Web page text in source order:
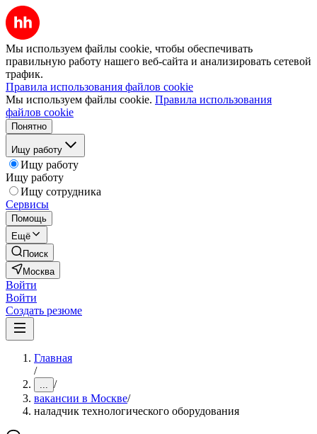
Мы используем файлы cookie, чтобы обеспечивать
правильную работу нашего веб-сайта и анализировать сетевой
трафик.
Правила использования файлов cookie
Мы используем файлы cookie. Правила использования
файлов cookie
Понятно
Ищу работу
Ищу работу
Ищу работу
Ищу сотрудника
Сервисы
Помощь
Ещё
Поиск
Москва
Войти
Войти
Создать резюме
Главная
/
... /
вакансии в Москве/
наладчик технологического оборудования